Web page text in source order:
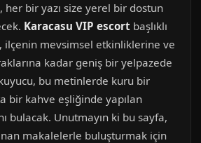
her bir yazı size yerel bir dostun
Karacasu VIP escort başlıklı
ilçenin mevsimsel etkinliklerine ve
kadar geniş bir yelpazede
bu metinlerde kuru bir
bir kahve eşliğinde yapılan
bulacak. Unutmayın ki bu sayfa,
makalelerle buluşturmak için